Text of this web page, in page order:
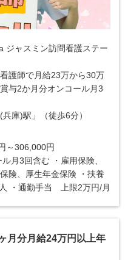
ジャスミン訪問看護ステー
護師で月給23万から30万
与2か月分オンコール月3
庫)駅」（徒歩6分）
～306,000円
月3回含む ・雇用保険、
険、厚生年金保険 ・扶養
・通勤手当 上限2万円/月
月分月給24万円以上年